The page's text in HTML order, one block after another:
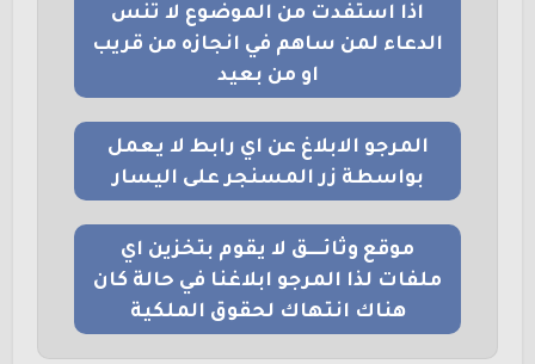
اذا استفدت من الموضوع لا تنس
الدعاء لمن ساهم في انجازه من قريب
او من بعيد
المرجو الابلاغ عن اي رابط لا يعمل
بواسطة زر المسنجر على اليسار
موقع وثائــــق لا يقوم بتخزين اي
ملفات لذا المرجو ابلاغنا في حالة كان
هناك انتهاك لحقوق الملكية